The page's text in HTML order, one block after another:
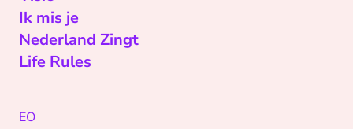
Ik mis je
Nederland Zingt
Life Rules
EO